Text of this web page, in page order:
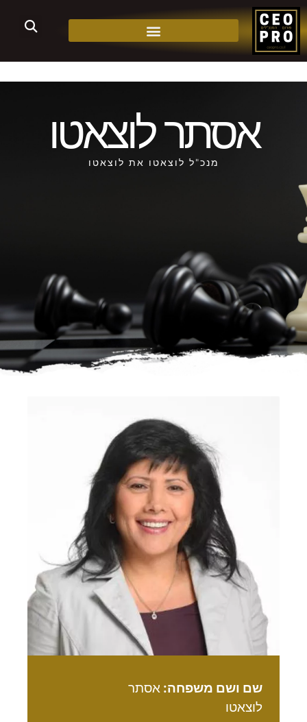
אסתר לוצאטו
מנכ"ל לוצאטו את לוצאטו
שם ושם משפחה: אסתר
לוצאטו